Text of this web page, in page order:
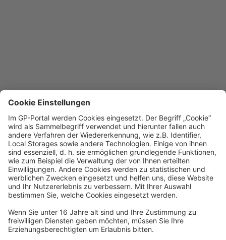
nicht geladen
werden
Mögliche Gründe könnten sein:
Sie nutzen einen veralteten
Browser. Bitte aktualisieren Sie
Ihren Browser oder wechseln
Sie auf Chrome, Firefox oder
Edge.
Es liegen
Verbindungsprobleme vor.
Bitte vergewissern Sie sich,
dass Sie eine stabile
Internetverbindung haben.